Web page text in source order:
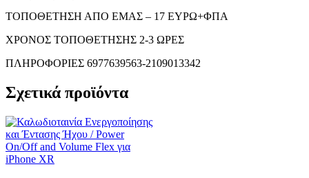
ΤΟΠΟΘΕΤΗΣΗ ΑΠΟ ΕΜΑΣ – 17 ΕΥΡΩ+ΦΠΑ
ΧΡΟΝΟΣ ΤΟΠΟΘΕΤΗΣΗΣ 2-3 ΩΡΕΣ
ΠΛΗΡΟΦΟΡΙΕΣ 6977639563-2109013342
Σχετικά προϊόντα